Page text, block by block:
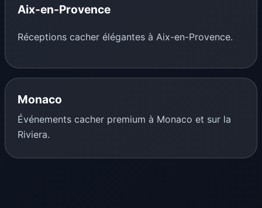
Aix-en-Provence
Réceptions cacher élégantes à Aix-en-Provence.
Monaco
Événements cacher premium à Monaco et sur la
Riviera.